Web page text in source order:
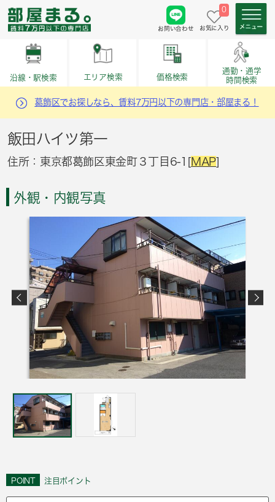
お問い合わせ
0
お気に入り
沿線・駅検索 エリア検索 価格検索
通勤・通学
時間検索
葛飾区でお探しなら、賃料7万円以下の専門店・部屋まる！
飯田ハイツ第一
住所：東京都葛飾区東金町３丁目6-1[MAP]
外観・内観写真
POINT 注目ポイント